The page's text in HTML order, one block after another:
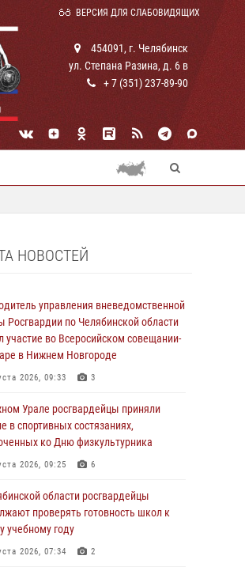
ВЕРСИЯ ДЛЯ СЛАБОВИДЯЩИХ
454091, г. Челябинск
ул. Степана Разина, д. 6 в
+ 7 (351) 237-89-90
НОВОСТЕЙ
управления вневедомственной
Росгвардии по Челябинской области
участие во Всеросийском совещании-
в Нижнем Новгороде
2026, 09:33 3
Урале росгвардейцы приняли
в спортивных состязаниях,
ко Дню физкультурника
2026, 09:25 6
области росгвардейцы
проверять готовность школ к
учебному году
2026, 07:34 2